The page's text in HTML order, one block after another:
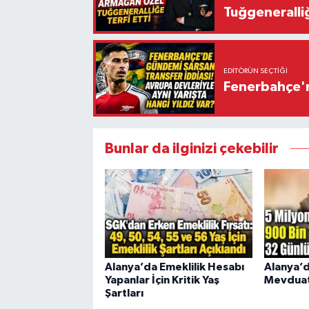
EDITÖRÜN SEÇTIĞI
Bunlar da ilginizi çekebilir
Alanya’da Emeklilik Hesabı
Yapanlar İçin Kritik Yaş
Şartları